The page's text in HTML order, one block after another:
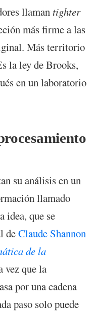
llaman tighter
más firme a las
Más territorio
la ley de Brooks,
en un laboratorio
su análisis en un
llamado
idea, que se
deClaude Shannon
de la
vez que la
por una cadena
paso solo puede